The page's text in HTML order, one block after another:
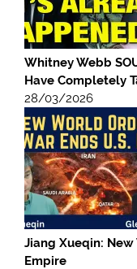
Whitney Webb
Have Completely
28/03/2026
Jiang Xueqin: New
Empire